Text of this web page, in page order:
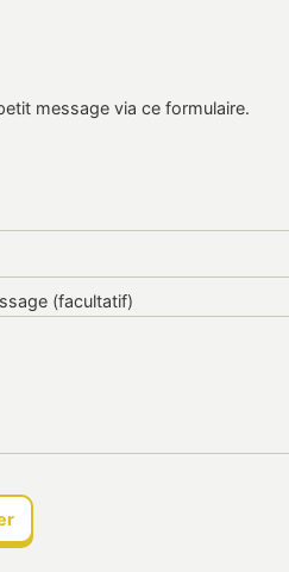
message via ce formulaire.
(facultatif)